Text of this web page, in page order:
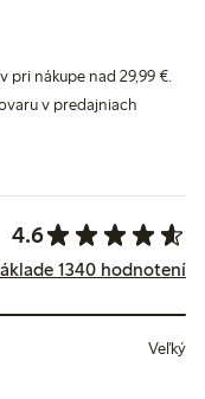
pri nákupe nad 29,99 €.
v predajniach
4.6
1340 hodnotení
Veľký